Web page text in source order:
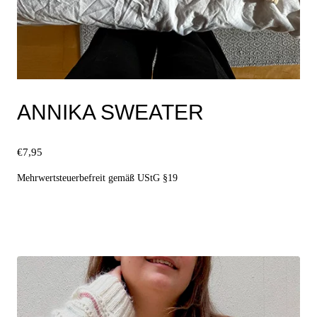
ANNIKA SWEATER
€7,95
Mehrwertsteuerbefreit gemäß UStG §19
Produkt
weist
mehrere
Varianten